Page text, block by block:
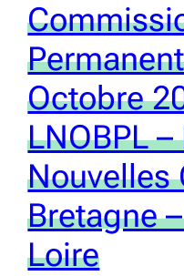
Octobre
LNOBPL
Nouvelles
Bretagne
Loire